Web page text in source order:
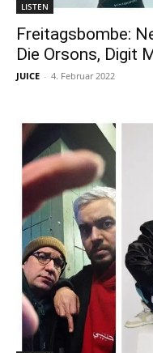
LISTEN
Freitagsbombe:
Die Orsons, Digit
JUICE - 4. Februar 2022